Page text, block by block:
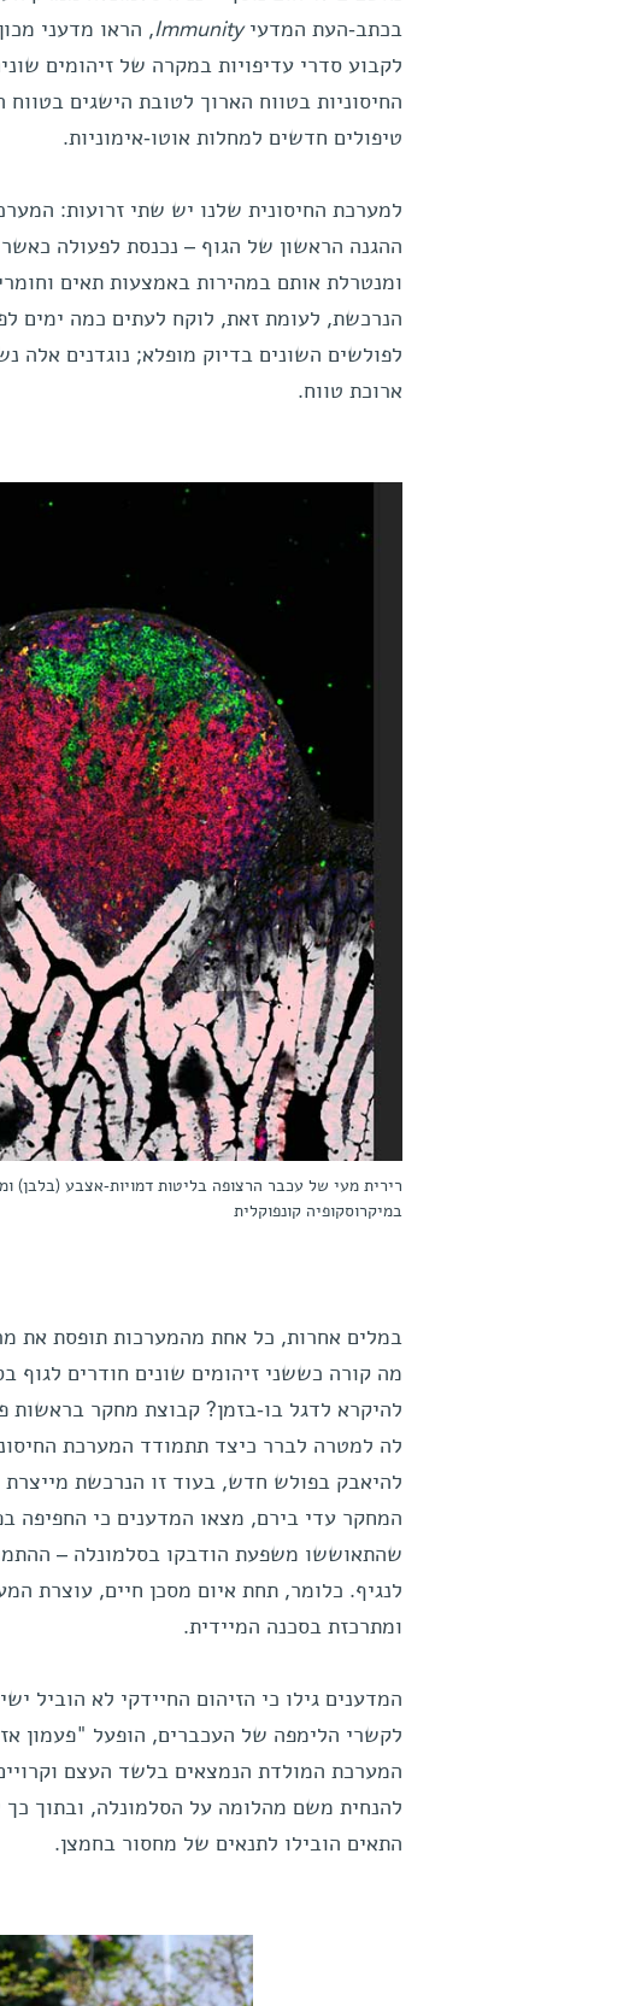
בכתב-העת המדעיImmunity, הראו מדעני
לקבוע סדרי עדיפויות במקרה של זיהומים
החיסוניות בטווח הארוך לטובת הישגים
טיפולים חדשים למחלות אוטו-אימוניות.
למערכת החיסונית שלנו יש שתי זרועות:
ההגנה הראשון של הגוף – נכנסת לפעולה
ומנטרלת אותם במהירות באמצעות תאים
הנרכשת, לעומת זאת, לוקח לעתים כמה ימים
לפולשים השונים בדיוק מופלא; נוגדנים אלה
ארוכת טווח.
רירית מעי של עכבר הרצופה בליטות דמויות-אצבע (בלבן)
במיקרוסקופיה קונפוקלית
במלים אחרות, כל אחת מהמערכות תופסת את
מה קורה כששני זיהומים שונים חודרים לגוף
להיקרא לדגל בו-בזמן? קבוצת מחקר בראשות
לה למטרה לברר כיצד תתמודד המערכת
להיאבק בפולש חדש, בעוד זו הנרכשת
המחקר עדי בירם, מצאו המדענים כי החפיפה
שהתאוששו משפעת הודבקו בסלמונלה –
לנגיף. כלומר, תחת איום מסכן חיים, עוצרת
ומתרכזת בסכנה המיידית.
המדענים גילו כי הזיהום החיידקי לא הוביל
לקשרי הלימפה של העכברים, הופעל "פעמון
המערכת המולדת הנמצאים בלשד העצם
להנחית משם מהלומה על הסלמונלה, ובתוך כך
התאים הובילו לתנאים של מחסור בחמצן.